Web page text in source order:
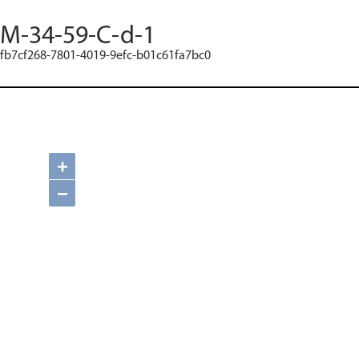
M-34-59-C-d-1
fb7cf268-7801-4019-9efc-b01c61fa7bc0
+
−